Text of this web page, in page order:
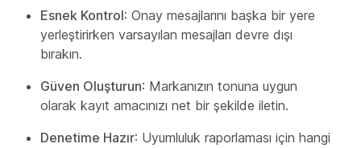
Esnek Kontrol: Onay mesajlarını başka bir yere
yerleştirirken varsayılan mesajları devre dışı
bırakın.
Güven Oluşturun: Markanızın tonuna uygun
olarak kayıt amacınızı net bir şekilde iletin.
Denetime Hazır: Uyumluluk raporlaması için hangi